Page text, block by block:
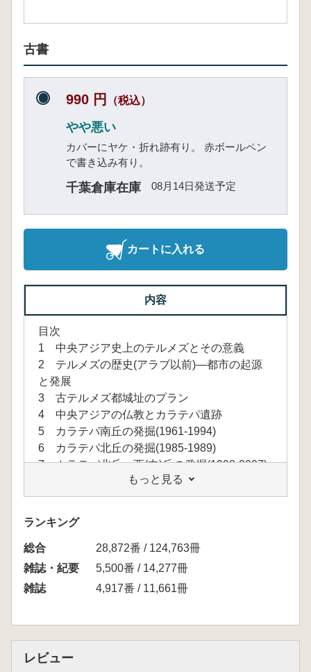
古書
990 円 （税込）
やや悪い
カバーにヤケ・折れ跡有り。 赤ボールペン
で書き込み有り。
千葉倉庫在庫 08月14日発送予定
カートに入れる
内容
目次
1 中央アジア史上のテルメズとその意義
2 テルメズの歴史(アラブ以前)—都市の起源
と発展
3 古テルメズ都城址のプラン
4 中央アジアの仏教とカラテパ遺跡
5 カラテパ南丘の発掘(1961‐1994)
6 カラテパ北丘の発掘(1985‐1989)
7 カラテパ北丘・西(中)丘の発掘(1998‐2007)
もっと見る
ランキング
総合
28,872番 / 124,763冊
雑誌・紀要
5,500番 / 14,277冊
雑誌
4,917番 / 11,661冊
レビュー